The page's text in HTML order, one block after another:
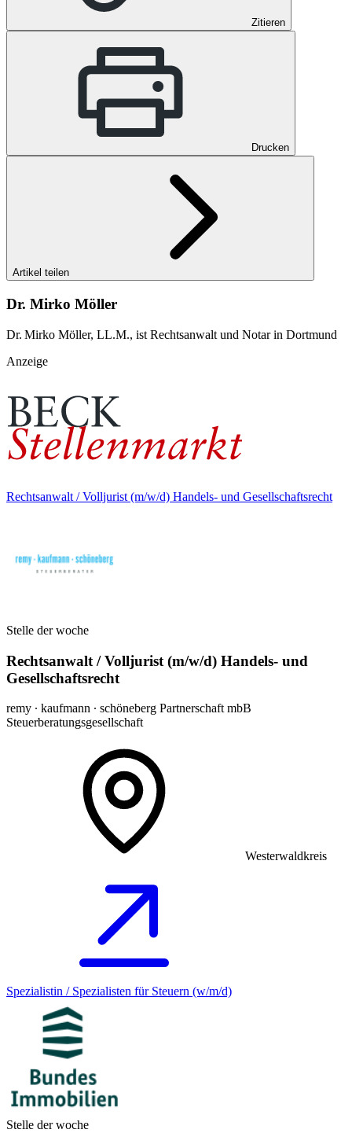
Zitieren
Drucken
Artikel teilen
Dr. Mirko Möller
Dr. Mirko Möller, LL.M., ist Rechtsanwalt und Notar in Dortmund
Anzeige
Rechtsanwalt / Volljurist (m/w/d) Handels- und Gesellschaftsrecht
Stelle der woche
Rechtsanwalt / Volljurist (m/w/d) Handels- und
Gesellschaftsrecht
remy ∙ kaufmann ∙ schöneberg Partnerschaft mbB
Steuerberatungsgesellschaft
Westerwaldkreis
Spezialistin / Spezialisten für Steuern (w/m/d)
Stelle der woche